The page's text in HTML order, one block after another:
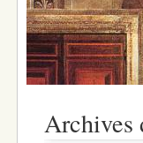
Archives